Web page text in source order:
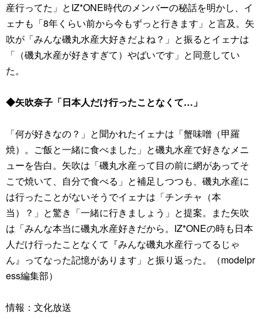
産行ってた」とIZ*ONE時代のメンバーの秘話を明かし、イ
ェナも「8年くらい前から今もずっと行きます」と言及。矢
吹が「みんな磯丸水産大好きだよね？」と振るとイェナは
「（磯丸水産が好きすぎて）やばいです」と同意してい
た。
◆矢吹奈子「日本人だけ行ったことなくて…」
「何が好きなの？」と聞かれたイェナは「蟹味噌（甲羅
焼）。ご飯と一緒に食べました」と磯丸水産で好きなメニ
ューを告白。矢吹は「磯丸水産って目の前に網があってそ
こで焼いて、自分で食べる」と補足しつつも、磯丸水産に
は行ったことがないそうでイェナは「チンチャ（本
当）？」と驚き「一緒に行きましょう」と提案。また矢吹
は「みんな本当に磯丸水産好きだから。IZ*ONEの時も日本
人だけ行ったことなくて『みんな磯丸水産行ってるじゃ
ん』ってなった記憶があります」と振り返った。（modelpr
ess編集部）
情報：文化放送